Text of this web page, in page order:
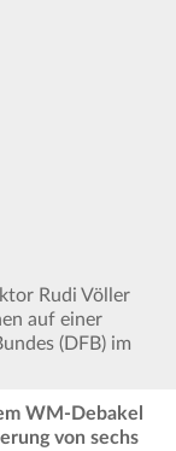
Rudi Völler
auf einer
(DFB) im
WM-Debakel
von sechs